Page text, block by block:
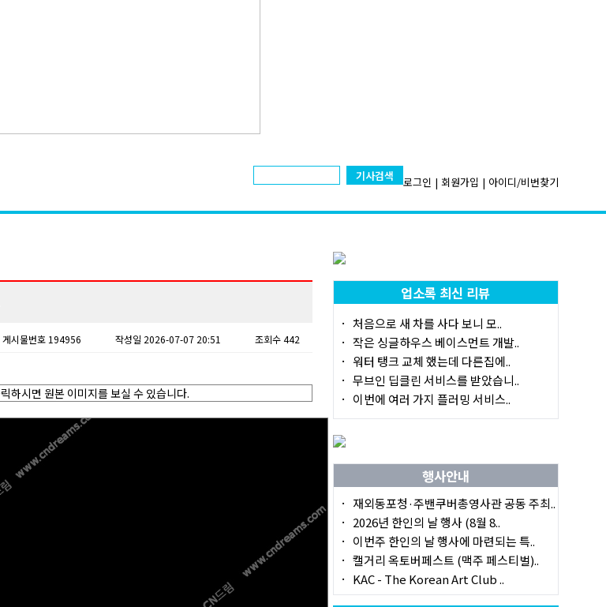
기사검색 로그인 | 회원가입 | 아이디/비번찾기
게시물번호 194956 작성일 2026-07-07 20:51 조회수 442
업소록 최신 리뷰
처음으로 새 차를 사다 보니 모..
작은 싱글하우스 베이스먼트 개발..
워터 탱크 교체 했는데 다른집에..
무브인 딥클린 서비스를 받았습니..
이번에 여러 가지 플러밍 서비스..
행사안내
재외동포청·주밴쿠버총영사관 공동 주최..
2026년 한인의 날 행사 (8월 8..
이번주 한인의 날 행사에 마련되는 특..
캘거리 옥토버페스트 (맥주 페스티벌)..
KAC - The Korean Art Club ..